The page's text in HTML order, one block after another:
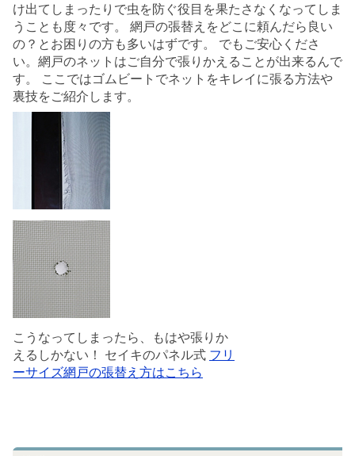
け出てしまったりで虫を防ぐ役目を果たさなくなってしま
うことも度々です。 網戸の張替えをどこに頼んだら良い
の？とお困りの方も多いはずです。 でもご安心くださ
い。網戸のネットはご自分で張りかえることが出来るんで
す。 ここではゴムビートでネットをキレイに張る方法や
裏技をご紹介します。
こうなってしまったら、もはや張りか
えるしかない！ セイキのパネル式 フリ
ーサイズ網戸の張替え方はこちら